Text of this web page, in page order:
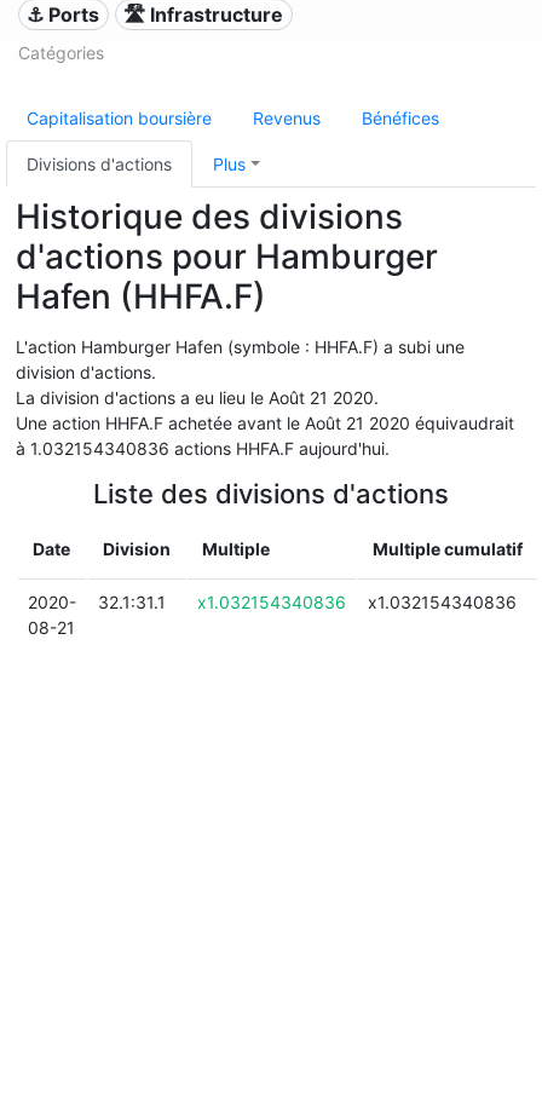
⚓ Ports 🛣️ Infrastructure
Catégories
Capitalisation boursière Revenus Bénéfices
Divisions d'actions Plus
Historique des divisions
d'actions pour Hamburger
Hafen (HHFA.F)
L'action Hamburger Hafen (symbole : HHFA.F) a subi une
division d'actions.
La division d'actions a eu lieu le Août 21 2020.
Une action HHFA.F achetée avant le Août 21 2020 équivaudrait
à 1.032154340836 actions HHFA.F aujourd'hui.
Liste des divisions d'actions
Date Division Multiple Multiple cumulatif
2020-
08-21
32.1:31.1 x1.032154340836 x1.032154340836